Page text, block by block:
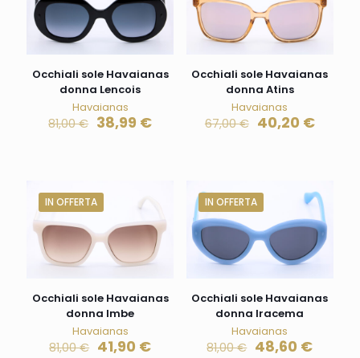
Occhiali sole Havaianas
donna Lencois
Havaianas
81,00€ 38,99 €
Occhiali sole Havaianas
donna Atins
Havaianas
67,00€ 40,20 €
IN OFFERTA
Occhiali sole Havaianas
donna Imbe
Havaianas
81,00€ 41,90 €
IN OFFERTA
Occhiali sole Havaianas
donna Iracema
Havaianas
81,00€ 48,60 €